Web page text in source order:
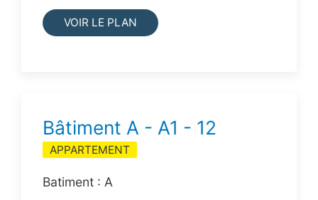
VOIR LE PLAN
Bâtiment A - A1 - 12
APPARTEMENT
Batiment : A